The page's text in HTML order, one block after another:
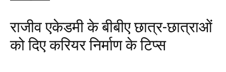
राजीव एकेडमी के बीबीए छात्र-छात्राओं
को दिए करियर निर्माण के टिप्स